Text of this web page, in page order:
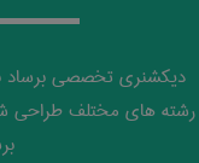
دیکشنری تخصصی برساد
رشته های مختلف طراحی